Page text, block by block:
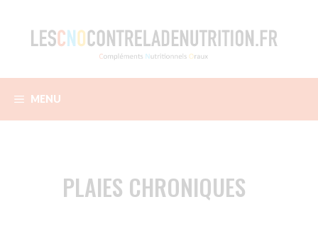
contenu
MENU
PLAIES CHRONIQUES